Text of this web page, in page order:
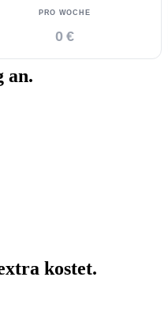
PRO WOCHE
0 €
an.
kostet.